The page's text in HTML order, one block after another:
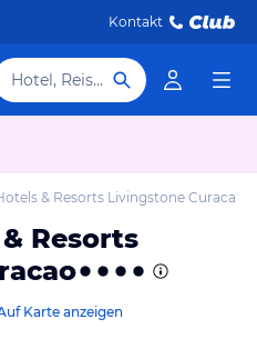
Kontakt
Hotel, Reiseziel
& Resorts Livingstone Curacao
Resorts
Karte anzeigen